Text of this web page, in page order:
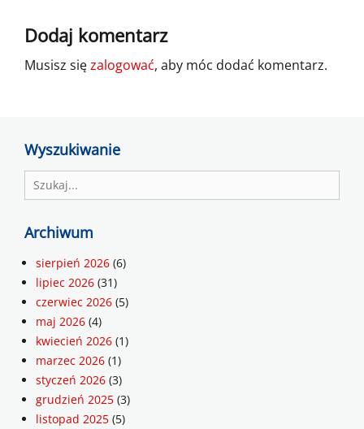
Dodaj komentarz
Musisz sięzalogować, aby móc dodać komentarz.
Wyszukiwanie
Search
for:
Archiwum
sierpień 2026 (6)
lipiec 2026 (31)
czerwiec 2026 (5)
maj 2026 (4)
kwiecień 2026 (1)
marzec 2026 (1)
styczeń 2026 (3)
grudzień 2025 (3)
listopad 2025 (5)